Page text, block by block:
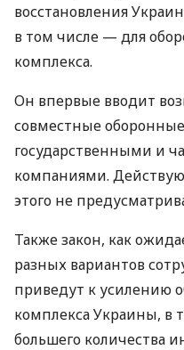
восстановления
в том числе — для
комплекса.
Он впервые вводит
совместные
государственными и
компаниями.
этого не
Также закон, как
разных вариантов
приведут к усилению
комплекса Украины, в
большего количества